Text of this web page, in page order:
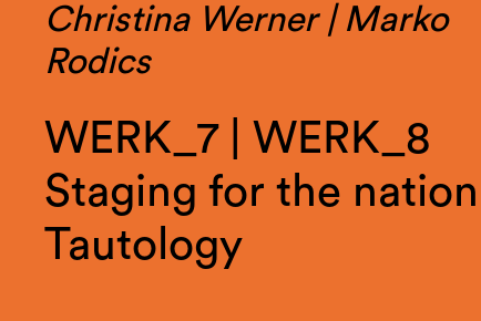
Christina Werner | Marko
Rodics
WERK_7 | WERK_8
Staging for the nation |
Tautology